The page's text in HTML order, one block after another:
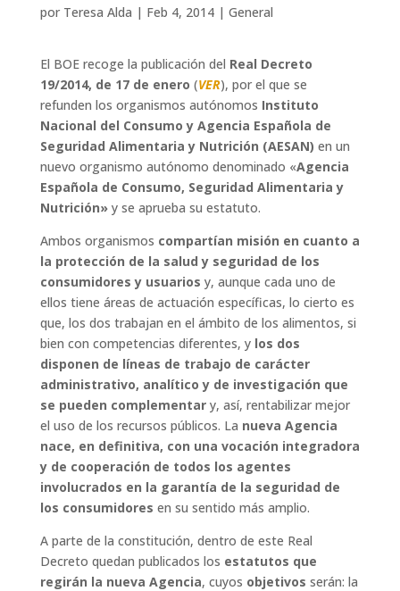
por Teresa Alda | Feb 4, 2014| General
El BOE recoge la publicación del Real Decreto
19/2014, de 17 de enero (VER), por el que se
refunden los organismos autónomos Instituto
Nacional del Consumo y Agencia Española de
Seguridad Alimentaria y Nutrición (AESAN) en un
nuevo organismo autónomo denominado «Agencia
Española de Consumo, Seguridad Alimentaria y
Nutrición»y se aprueba su estatuto.
Ambos organismos compartían misión en cuanto a
la protección de la salud y seguridad de los
consumidores y usuarios y, aunque cada uno de
ellos tiene áreas de actuación específicas, lo cierto es
que, los dos trabajan en el ámbito de los alimentos, si
bien con competencias diferentes, y los dos
disponen de líneas de trabajo de carácter
administrativo, analítico y de investigación que
se pueden complementary, así, rentabilizar mejor
el uso de los recursos públicos. La nueva Agencia
nace, en definitiva, con una vocación integradora
y de cooperación de todos los agentes
involucrados en la garantía de la seguridad de
los consumidores en su sentido más amplio.
A parte de la constitución, dentro de este Real
Decreto quedan publicados los estatutos que
regirán la nueva Agencia, cuyos objetivos serán: la